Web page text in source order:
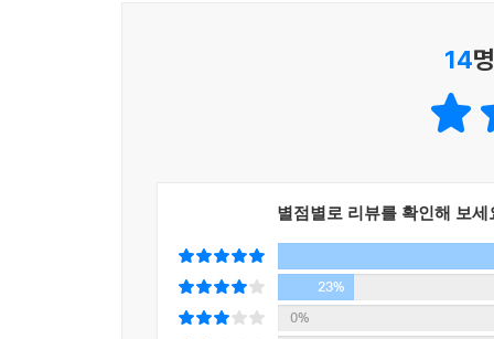
제 아침이 되었으니 정신을 차리고 주의를 환기
있어도, 소화가 잘 안 되는 음식을 먹어도, 인스
받아들인다. 그리고 그것은 우리에게 ‘불안’하다
가르쳐준다. 이는 수면 습관, 과학기술과의 관계,
핵심은 우리 모두 자기만의 안정감을 찾아야 한
목표다. 만약 내가 삶을 충만하게 만드는 데 건강
자체가 나를 힘들게 한다면 이번에는 힘을 좀 뺄
14
별점별로 리뷰를 확인해 보세
23%
0%